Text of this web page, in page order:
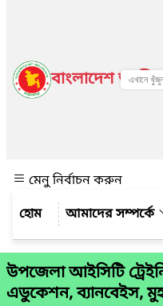
বাংলাদেশ জাতীয়
মেনু নির্বাচন করুন
আমাদের সম্পর্কে
উপজেলা আইসিটি
এডুকেশন, ব্যানবেইস,